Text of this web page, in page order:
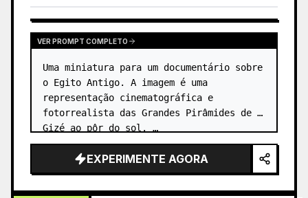
VER PROMPT COMPLETO
Uma miniatura para um documentário sobre
o Egito Antigo. A imagem é uma
representação cinematográfica e
fotorrealista das Grandes Pirâmides de
Gizé ao pôr do sol. …
EXPERIMENTE AGORA